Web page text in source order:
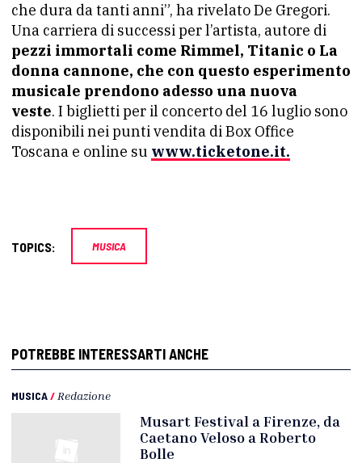
che dura da tanti anni”, ha rivelato De Gregori.
Una carriera di successi per l’artista, autore di
pezzi immortali come Rimmel, Titanic o La
donna cannone, che con questo esperimento
musicale prendono adesso una nuova
veste. I biglietti per il concerto del 16 luglio sono
disponibili nei punti vendita di Box Office
Toscana e online su www.ticketone.it.
TOPICS: MUSICA
POTREBBE INTERESSARTI ANCHE
MUSICA/ Redazione
Musart Festival a Firenze, da
Caetano Veloso a Roberto
Bolle